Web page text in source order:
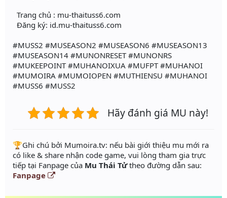
Trang chủ : mu-thaituss6.com
Đăng ký: id.mu-thaituss6.com
#MUSS2 #MUSEASON2 #MUSEASON6 #MUSEASON13
#MUSEASON14 #MUNONRESET #MUNONRS
#MUKEEPOINT #MUHANOIXUA #MUFPT #MUHANOI
#MUMOIRA #MUMOIOPEN #MUTHIENSU #MUHANOI
#MUSS6 #MUSS2
Hãy đánh giá MU này!
️🏆Ghi chú bởi Mumoira.tv: nếu bài giới thiệu mu mới ra
có like & share nhận code game, vui lòng tham gia trực
tiếp tại Fanpage của Mu Thái Tửtheo đường dẫn sau:
Fanpage